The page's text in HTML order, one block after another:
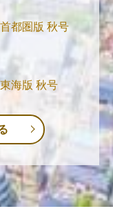
都圏版 秋号
海版 秋号